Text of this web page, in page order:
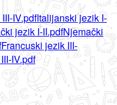
IV.pdfItalijanski jezik I-
jezik I-II.pdfNjemački
Francuski jezik III-
IV.pdf